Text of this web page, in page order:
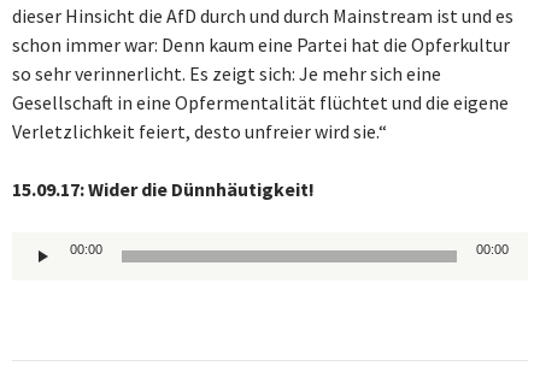
dieser Hinsicht die AfD durch und durch Mainstream ist und es
schon immer war: Denn kaum eine Partei hat die Opferkultur
so sehr verinnerlicht. Es zeigt sich: Je mehr sich eine
Gesellschaft in eine Opfermentalität flüchtet und die eigene
Verletzlichkeit feiert, desto unfreier wird sie.“
15.09.17: Wider die Dünnhäutigkeit!
Audio-
00:00 00:00